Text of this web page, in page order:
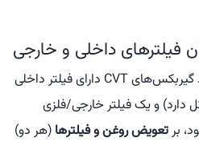
داخلی و خارجی
تعویض تنها روغن کافی نیست. گیربکس‌های CVT دارای فیلتر داخلی
دارد) و یک فیلتر خارجی/فلزی
برتعویض روغن و فیلترها (هر دو)